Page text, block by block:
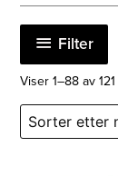
deres levetid,
de
Viser 1–88 av
Filter